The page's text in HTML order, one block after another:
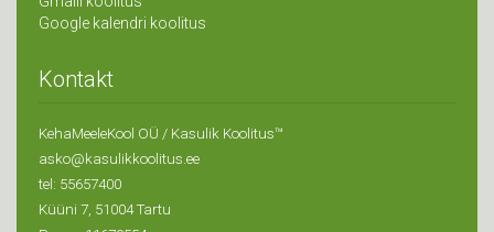
Google kalendri koolitus
Kontakt
KehaMeeleKool OÜ / Kasulik Koolitus™
asko@kasulikkoolitus.ee
tel: 55657400
Küüni 7, 51004 Tartu